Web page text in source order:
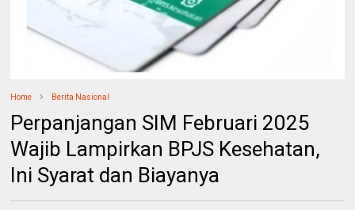
Home Berita Nasional
Perpanjangan SIM Februari 2025
Wajib Lampirkan BPJS Kesehatan,
Ini Syarat dan Biayanya